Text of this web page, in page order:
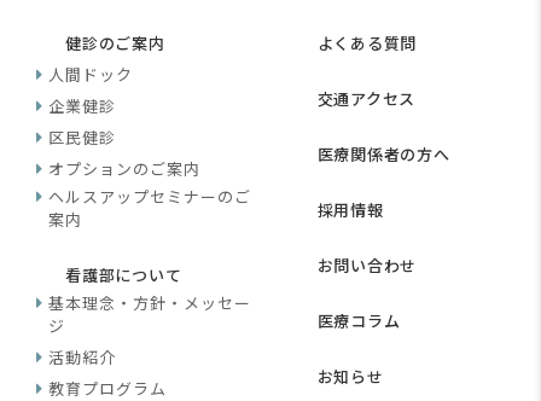
健診のご案内
人間ドック
企業健診
区民健診
オプションのご案内
ヘルスアップセミナーのご
案内
看護部について
基本理念・方針・メッセー
ジ
活動紹介
教育プログラム
よくある質問
交通アクセス
医療関係者の方へ
採用情報
お問い合わせ
医療コラム
お知らせ